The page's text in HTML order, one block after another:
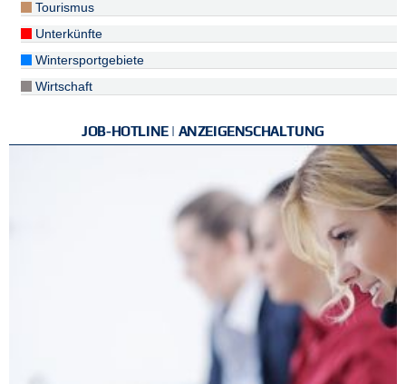
Tourismus
Unterkünfte
Wintersportgebiete
Wirtschaft
JOB-HOTLINE | ANZEIGENSCHALTUNG